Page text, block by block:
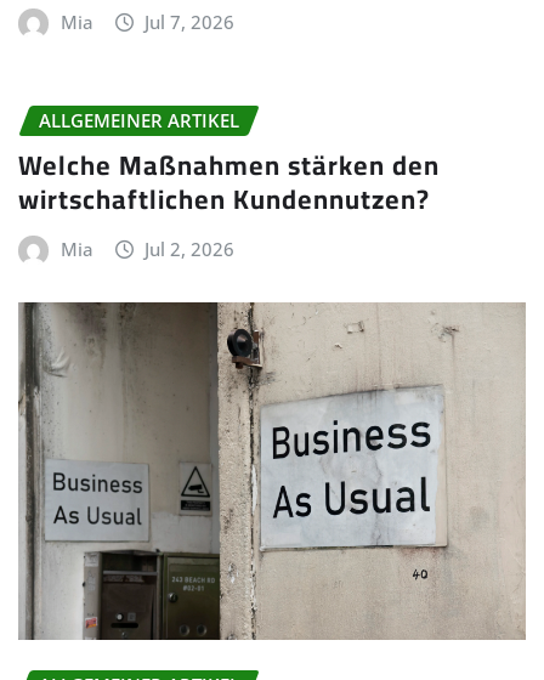
Mia Jul 7, 2026
ALLGEMEINER ARTIKEL
Welche Maßnahmen stärken den
wirtschaftlichen Kundennutzen?
Mia Jul 2, 2026